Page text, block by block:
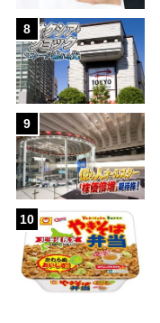
8
9
10